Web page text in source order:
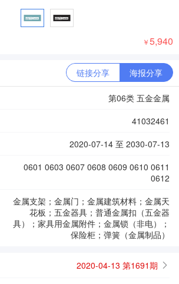
￥5,940
链接分享 海报分享
第06类 五金金属
41032461
2020-07-14 至 2030-07-13
0601 0603 0607 0608 0609 0610 0611
0612
金属支架；金属门；金属建筑材料；金属天
花板；五金器具；普通金属扣（五金器
具）；家具用金属附件；金属锁（非电）；
保险柜；弹簧（金属制品）
2020-04-13 第1691期